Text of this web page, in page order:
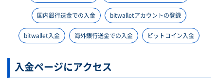
国内銀行送金での入金 bitwalletアカウントの登録
bitwallet入金 海外銀行送金での入金 ビットコイン入金
入金ページにアクセス